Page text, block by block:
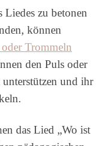
zu betonen
können
oder Trommeln
den Puls oder
und ihr
das Lied „Wo ist